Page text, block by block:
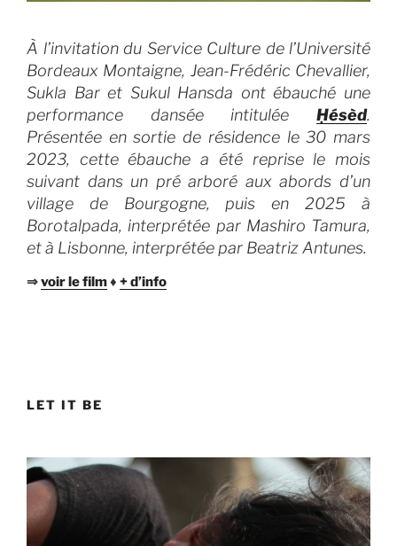
À l’invitation du Service Culture de l’Université
Bordeaux Montaigne, Jean-Frédéric Chevallier,
Sukla Bar et Sukul Hansda ont ébauché une
performance dansée intitulée Ḥésèd.
Présentée en sortie de résidence le 30 mars
2023, cette ébauche a été reprise le mois
suivant dans un pré arboré aux abords d’un
village de Bourgogne, puis en 2025 à
Borotalpada, interprétée par Mashiro Tamura,
et à Lisbonne, interprétée par Beatriz Antunes.
⇒voir le film♦ + d’info
LET IT BE